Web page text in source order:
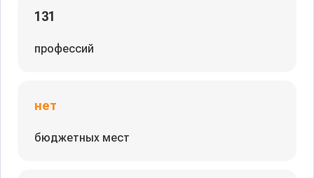
131
профессий
нет
бюджетных мест